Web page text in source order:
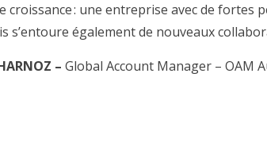
: une entreprise avec de fortes
s’entoure également de nouveaux
– Global Account Manager – OAM